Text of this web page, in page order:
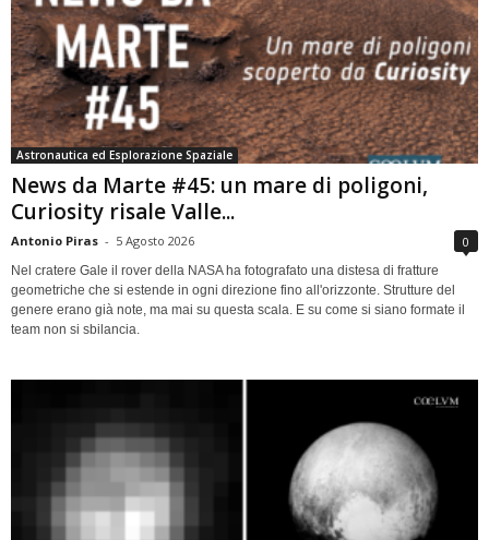
Astronautica ed Esplorazione Spaziale
News da Marte #45: un mare di poligoni,
Curiosity risale Valle...
Antonio Piras - 5 Agosto 2026 0
Nel cratere Gale il rover della NASA ha fotografato una distesa di fratture
geometriche che si estende in ogni direzione fino all'orizzonte. Strutture del
genere erano già note, ma mai su questa scala. E su come si siano formate il
team non si sbilancia.